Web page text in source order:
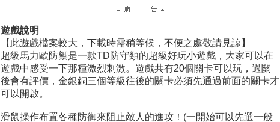
遊戲說明
【此遊戲檔案較大，下載時需稍等候，不便之處敬請見諒】
超級馬力歐防禦是一款TD防守類的超級好玩小遊戲，大家可以在
遊戲中感受一下那種激烈刺激。遊戲共有20個關卡可以玩，過關
後會有評價，金銀銅三個等級往後的關卡必須先通過前面的關卡才
可以開啟。
滑鼠操作布置各種防御來阻止敵人的進攻！(一開始可以先選一般